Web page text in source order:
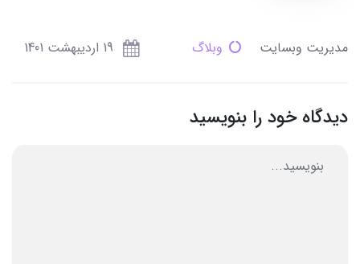
مدیریت وبسایت وبلاگ 19 ارديبهشت 1401
دیدگاه خود را بنویسید